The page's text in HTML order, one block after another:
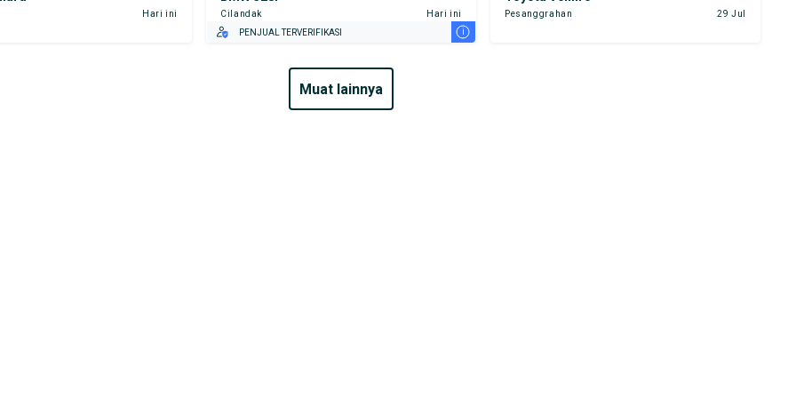
Hari ini Cilandak
Hari ini
PENJUAL TERVERIFIKASI
i
Pesanggrahan 29 Jul
muat lainnya